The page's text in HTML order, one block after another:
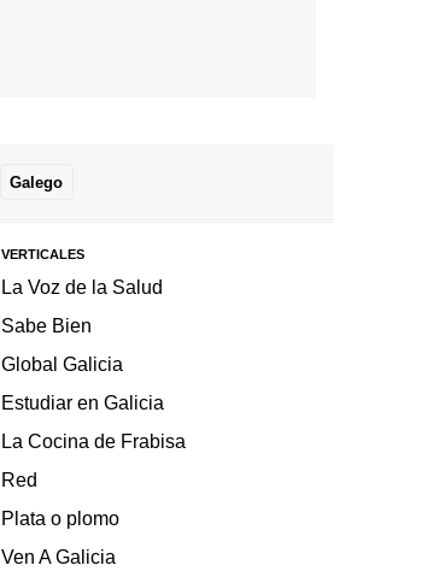
Galego
VERTICALES
La Voz de la Salud
Sabe Bien
Global Galicia
Estudiar en Galicia
La Cocina de Frabisa
Red
Plata o plomo
Ven A Galicia